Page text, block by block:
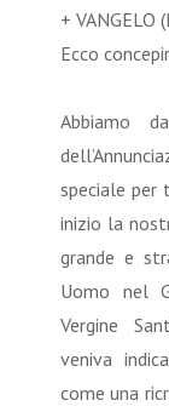
+ VANGELO
Ecco
Abbiamo
speciale per
inizio la
grande e
Uomo nel
Vergine
veniva
come una